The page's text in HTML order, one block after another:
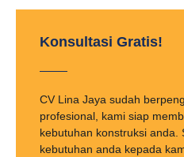
Konsultasi Gratis!
CV Lina Jaya sudah
profesional, kami siap
kebutuhan konstruksi anda.
kebutuhan anda kepada